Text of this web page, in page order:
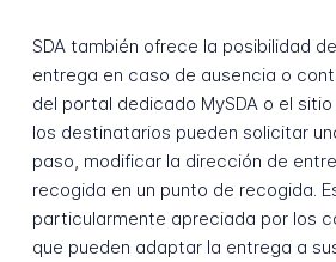
SDA también ofrece la posibilidad
entrega en caso de ausencia o
del portal dedicado MySDA o el
los destinatarios pueden solicitar
paso, modificar la dirección de
recogida en un punto de recogida.
particularmente apreciada por los
que pueden adaptar la entrega a